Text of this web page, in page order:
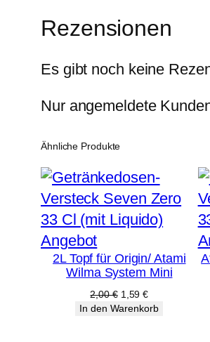
Rezensionen
Es gibt noch keine
Nur angemeldete
Ähnliche Produkte
AngebotProdukt
im
Angebot
2L Topf für Origin/ Atami
Wilma System Mini
2,00€ Ursprünglicher
Preis
1,59€Aktueller
Preis
In den Warenkorb